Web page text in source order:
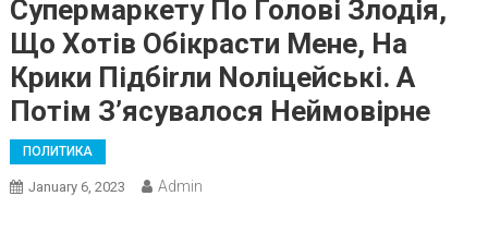
Супермаркету По Голові Злодія,
Що Хотів Обікрасти Мене, На
Крики Підбіrли Nоліцейські. А
Потім З’ясувалося Неймовірне
ПОЛИТИКА
January 6, 2023 Admin